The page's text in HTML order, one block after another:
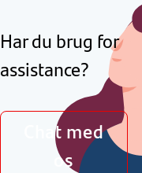
Har du brug for
assistance?
Chat med
os